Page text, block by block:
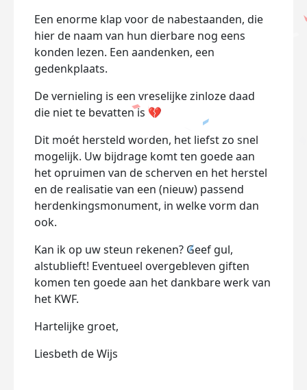
Een enorme klap voor de nabestaanden, die
hier de naam van hun dierbare nog eens
konden lezen. Een aandenken, een
gedenkplaats.
De vernieling is een vreselijke zinloze daad
die niet te bevatten is 💔
Dit moét hersteld worden, het liefst zo snel
mogelijk. Uw bijdrage komt ten goede aan
het opruimen van de scherven en het herstel
en de realisatie van een (nieuw) passend
herdenkingsmonument, in welke vorm dan
ook.
Kan ik op uw steun rekenen? Geef gul,
alstublieft! Eventueel overgebleven giften
komen ten goede aan het dankbare werk van
het KWF.
Hartelijke groet,
Liesbeth de Wijs